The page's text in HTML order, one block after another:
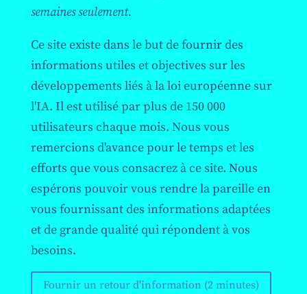
semaines seulement.
Ce site existe dans le but de fournir des
informations utiles et objectives sur les
développements liés à la loi européenne sur
l'IA. Il est utilisé par plus de 150 000
utilisateurs chaque mois. Nous vous
remercions d'avance pour le temps et les
efforts que vous consacrez à ce site. Nous
espérons pouvoir vous rendre la pareille en
vous fournissant des informations adaptées
et de grande qualité qui répondent à vos
besoins.
Fournir un retour d'information (2 minutes)